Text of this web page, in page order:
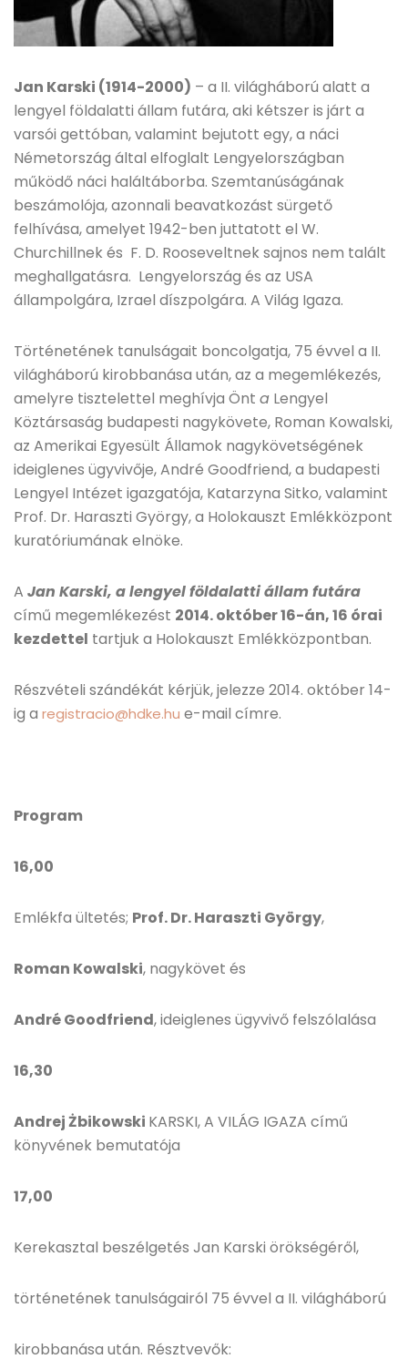
Jan Karski (1914-2000) – a II. világháború alatt a
lengyel földalatti állam futára, aki kétszer is járt a
varsói gettóban, valamint bejutott egy, a náci
Németország által elfoglalt Lengyelországban
működő náci haláltáborba. Szemtanúságának
beszámolója, azonnali beavatkozást sürgető
felhívása, amelyet 1942-ben juttatott el W.
Churchillnek és F. D. Rooseveltnek sajnos nem talált
meghallgatásra. Lengyelország és az USA
állampolgára, Izrael díszpolgára. A Világ Igaza.
Történetének tanulságait boncolgatja, 75 évvel a II.
világháború kirobbanása után, az a megemlékezés,
amelyre tisztelettel meghívja Önt a Lengyel
Köztársaság budapesti nagykövete, Roman Kowalski,
az Amerikai Egyesült Államok nagykövetségének
ideiglenes ügyvivője, André Goodfriend, a budapesti
Lengyel Intézet igazgatója, Katarzyna Sitko, valamint
Prof. Dr. Haraszti György, a Holokauszt Emlékközpont
kuratóriumának elnöke.
A Jan Karski, a lengyel földalatti állam futára
című megemlékezést 2014. október 16-án, 16 órai
kezdettel tartjuk a Holokauszt Emlékközpontban.
Részvételi szándékát kérjük, jelezze 2014. október 14-
ig a registracio@hdke.hu e-mail címre.
Program
16,00
Emlékfa ültetés; Prof. Dr. Haraszti György,
Roman Kowalski, nagykövet és
André Goodfriend, ideiglenes ügyvivő felszólalása
16,30
Andrej Żbikowski KARSKI, A VILÁG IGAZA című
könyvének bemutatója
17,00
Kerekasztal beszélgetés Jan Karski örökségéről,
történetének tanulságairól 75 évvel a II. világháború
kirobbanása után. Résztvevők: